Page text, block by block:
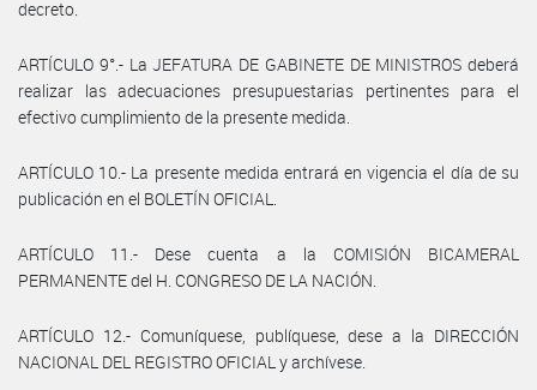
decreto.
ARTÍCULO 9°.- La JEFATURA DE GABINETE DE MINISTROS deberá
realizar las adecuaciones presupuestarias pertinentes para el
efectivo cumplimiento de la presente medida.
ARTÍCULO 10.- La presente medida entrará en vigencia el día de su
publicación en el BOLETÍN OFICIAL.
ARTÍCULO 11.- Dese cuenta a la COMISIÓN BICAMERAL
PERMANENTE del H. CONGRESO DE LA NACIÓN.
ARTÍCULO 12.- Comuníquese, publíquese, dese a la DIRECCIÓN
NACIONAL DEL REGISTRO OFICIAL y archívese.